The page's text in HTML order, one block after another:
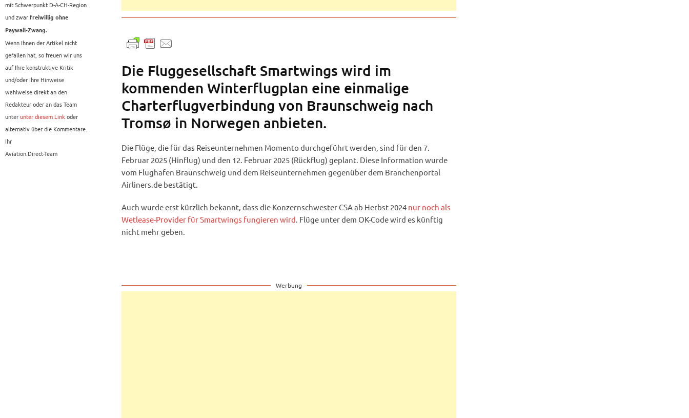
mit Schwerpunkt D-A-CH-Region
und zwar freiwillig ohne
Paywall-Zwang.
Wenn Ihnen der Artikel nicht
gefallen hat, so freuen wir uns
auf Ihre konstruktive Kritik
und/oder Ihre Hinweise
wahlweise direkt an den
Redakteur oder an das Team
unterunter diesem Linkoder
alternativ über die Kommentare.
Ihr
Aviation.Direct-Team
Die Fluggesellschaft Smartwings wird im
kommenden Winterflugplan eine einmalige
Charterflugverbindung von Braunschweig nach
Tromsø in Norwegen anbieten.
Die Flüge, die für das Reiseunternehmen Momento durchgeführt werden, sind für den 7.
Februar 2025 (Hinflug) und den 12. Februar 2025 (Rückflug) geplant. Diese Information wurde
vom Flughafen Braunschweig und dem Reiseunternehmen gegenüber dem Branchenportal
Airliners.de bestätigt.
Auch wurde erst kürzlich bekannt, dass die Konzernschwester CSA ab Herbst 2024 nur noch als
Wetlease-Provider für Smartwings fungieren wird. Flüge unter dem OK-Code wird es künftig
nicht mehr geben.
Werbung